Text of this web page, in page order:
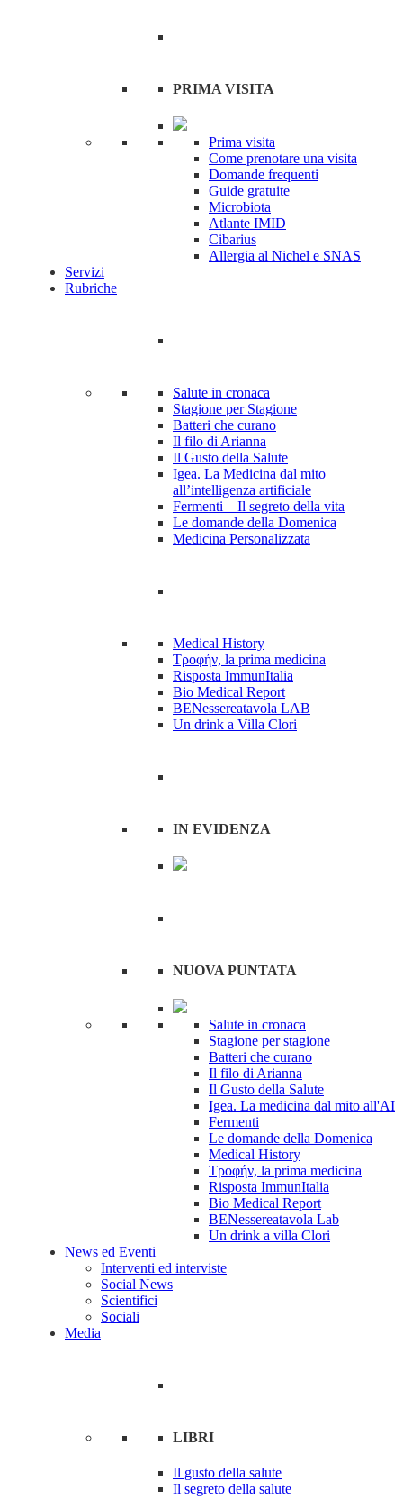
PRIMA VISITA
Prima visita
Come prenotare una visita
Domande frequenti
Guide gratuite
Microbiota
Atlante IMID
Cibarius
Allergia al Nichel e SNAS
Servizi
Rubriche
Salute in cronaca
Stagione per Stagione
Batteri che curano
Il filo di Arianna
Il Gusto della Salute
Igea. La Medicina dal mito
all’intelligenza artificiale
Fermenti – Il segreto della vita
Le domande della Domenica
Medicina Personalizzata
Medical History
Tροφήν, la prima medicina
Risposta ImmunItalia
Bio Medical Report
BENessereatavola LAB
Un drink a Villa Clori
IN EVIDENZA
NUOVA PUNTATA
Salute in cronaca
Stagione per stagione
Batteri che curano
Il filo di Arianna
Il Gusto della Salute
Igea. La medicina dal mito all'AI
Fermenti
Le domande della Domenica
Medical History
Tροφήν, la prima medicina
Risposta ImmunItalia
Bio Medical Report
BENessereatavola Lab
Un drink a villa Clori
News ed Eventi
Interventi ed interviste
Social News
Scientifici
Sociali
Media
LIBRI
Il gusto della salute
Il segreto della salute